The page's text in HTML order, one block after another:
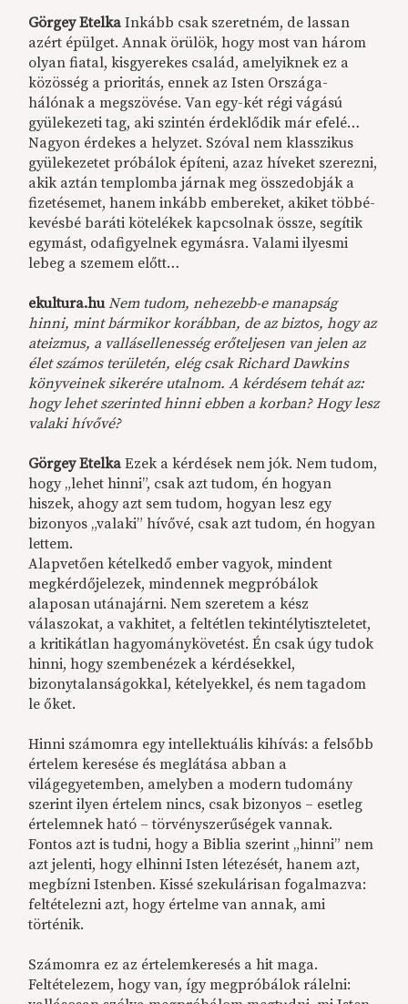
Görgey Etelka Inkább csak szeretném, de lassan
azért épülget. Annak örülök, hogy most van három
olyan fiatal, kisgyerekes család, amelyiknek ez a
közösség a prioritás, ennek az Isten Országa-
hálónak a megszövése. Van egy-két régi vágású
gyülekezeti tag, aki szintén érdeklődik már efelé…
Nagyon érdekes a helyzet. Szóval nem klasszikus
gyülekezetet próbálok építeni, azaz híveket szerezni,
akik aztán templomba járnak meg összedobják a
fizetésemet, hanem inkább embereket, akiket többé-
kevésbé baráti kötelékek kapcsolnak össze, segítik
egymást, odafigyelnek egymásra. Valami ilyesmi
lebeg a szemem előtt…
ekultura.hu Nem tudom, nehezebb-e manapság
hinni, mint bármikor korábban, de az biztos, hogy az
ateizmus, a vallásellenesség erőteljesen van jelen az
élet számos területén, elég csak Richard Dawkins
könyveinek sikerére utalnom. A kérdésem tehát az:
hogy lehet szerinted hinni ebben a korban? Hogy lesz
valaki hívővé?
Görgey Etelka Ezek a kérdések nem jók. Nem tudom,
hogy „lehet hinni”, csak azt tudom, én hogyan
hiszek, ahogy azt sem tudom, hogyan lesz egy
bizonyos „valaki” hívővé, csak azt tudom, én hogyan
lettem.
Alapvetően kételkedő ember vagyok, mindent
megkérdőjelezek, mindennek megpróbálok
alaposan utánajárni. Nem szeretem a kész
válaszokat, a vakhitet, a feltétlen tekintélytiszteletet,
a kritikátlan hagyománykövetést. Én csak úgy tudok
hinni, hogy szembenézek a kérdésekkel,
bizonytalanságokkal, kételyekkel, és nem tagadom
le őket.
Hinni számomra egy intellektuális kihívás: a felsőbb
értelem keresése és meglátása abban a
világegyetemben, amelyben a modern tudomány
szerint ilyen értelem nincs, csak bizonyos – esetleg
értelemnek ható – törvényszerűségek vannak.
Fontos azt is tudni, hogy a Biblia szerint „hinni” nem
azt jelenti, hogy elhinni Isten létezését, hanem azt,
megbízni Istenben. Kissé szekulárisan fogalmazva:
feltételezni azt, hogy értelme van annak, ami
történik.
Számomra ez az értelemkeresés a hit maga.
Feltételezem, hogy van, így megpróbálok rálelni: